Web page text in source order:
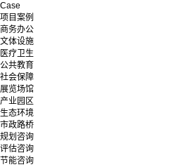
Case
项目案例
商务办公
文体设施
医疗卫生
公共教育
社会保障
展览场馆
产业园区
生态环境
市政路桥
规划咨询
评估咨询
节能咨询